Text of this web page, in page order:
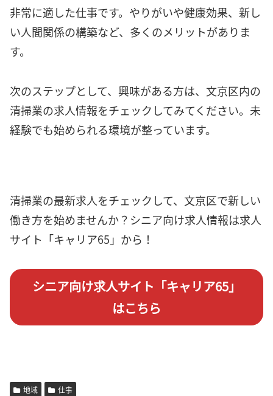
非常に適した仕事です。やりがいや健康効果、新し
い人間関係の構築など、多くのメリットがありま
す。
次のステップとして、興味がある方は、文京区内の
清掃業の求人情報をチェックしてみてください。未
経験でも始められる環境が整っています。
清掃業の最新求人をチェックして、文京区で新しい
働き方を始めませんか？シニア向け求人情報は求人
サイト「キャリア65」から！
シニア向け求人サイト「キャリア65」
はこちら
地域 仕事